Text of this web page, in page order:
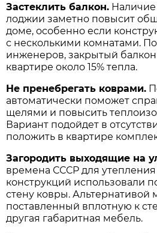
Застеклить балкон.
лоджии заметно повысит
доме, особенно если
с несколькими комнатами.
инженеров, закрытый балкон
квартире около 15% тепла.
Не пренебрегать коврами.
автоматически поможет
щелями и повысить
Вариант подойдет в
положить в квартире
Загородить выходящие на
времена СССР для
конструкций использовали
стену ковры. Альтернативой
поставленный вплотную к
другая габаритная мебель.